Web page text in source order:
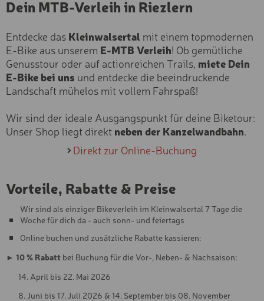
Langlaufen
Winterwandern
Snowbiken & Schlitten
fahren
Skikarten
Ski- & Boardservice
Sommer
Winter
Erwachsen
Jugend
Kind
Fahrkönnen
Experte
Fortgeschritten
Anfänger
MOUNTAINBUGGY
RÜCKENTRAGE
BIKE-CHECK
VORMITTAGS (3H)
NACHMITTAGS (3H)
GANZTAGS (6H)
TAGES-
WALSER KLETTERSTEIG
KLETTERSTEIG
Dein MTB-Verleih in Riezlern
Entdecke das Kleinwalsertal mit einem topmodernen
E-Bike aus unserem E-MTB Verleih! Ob gemütliche
Genusstour oder auf actionreichen Trails, miete Dein
E-Bike bei uns und entdecke die beeindruckende
Landschaft mühelos mit vollem Fahrspaß!
Wir sind der ideale Ausgangspunkt für deine Biketour:
Unser Shop liegt direkt neben der Kanzelwandbahn.
Direkt zur Online-Buchung
Vorteile, Rabatte & Preise
Wir sind als einziger Bikeverleih im Kleinwalsertal 7 Tage die
Woche für dich da - auch sonn- und feiertags
Online buchen und zusätzliche Rabatte kassieren:
► 10 % Rabatt bei Buchung für die Vor-, Neben- & Nachsaison:
14. April bis 22. Mai 2026
8. Juni bis 17. Juli 2026 & 14. September bis 08. November